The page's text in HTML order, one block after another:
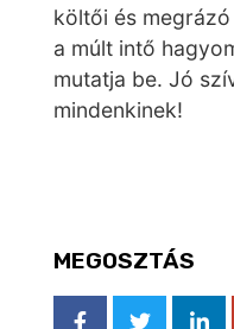
költői és
a múlt intő
mutatja be. Jó
mindenkinek!
MEGOSZTÁS